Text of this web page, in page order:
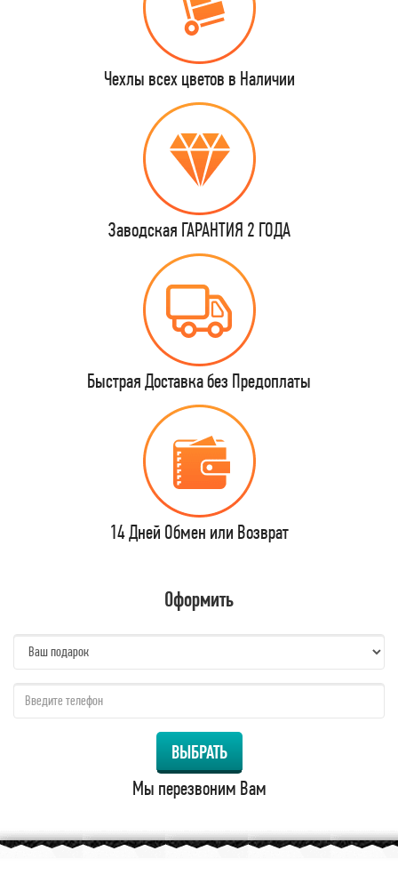
Чехлы всех цветов в Наличии
Заводская ГАРАНТИЯ 2 ГОДА
Быстрая Доставка без Предоплаты
14 Дней Обмен или Возврат
Оформить
ВЫБРАТЬ
Мы перезвоним Вам